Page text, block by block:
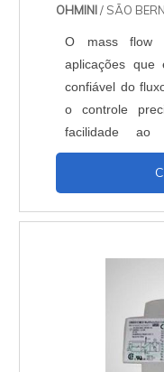
OHMINI/ SÃO
O mass flow
aplicações que
confiável do
o controle
facilidade ao
dispositivo.
flow Além de
dados de